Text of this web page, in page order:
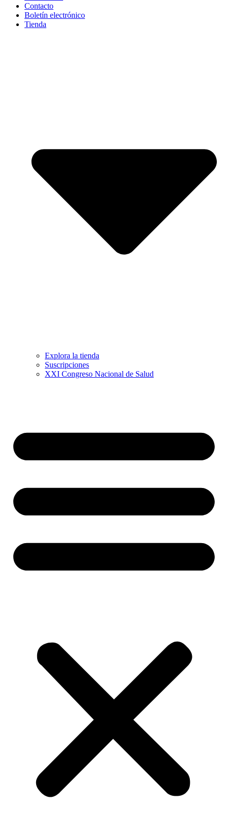
Contacto
Boletín electrónico
Tienda
Explora la tienda
Suscripciones
XXI Congreso Nacional de Salud